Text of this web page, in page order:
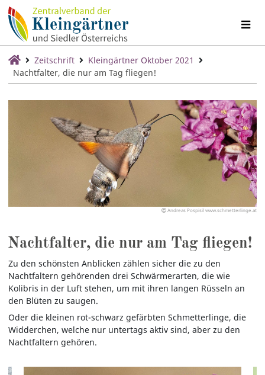
Zeitschrift
Kleingärtner Oktober 2021
Nachtfalter, die nur am Tag fliegen!
Andreas Pospisil www.schmetterlinge.at
Nachtfalter, die nur am Tag fliegen!
Zu den schönsten Anblicken zählen sicher die zu den
Nachtfaltern gehörenden drei Schwärmerarten, die wie
Kolibris in der Luft stehen, um mit ihren langen Rüsseln an
den Blüten zu saugen.
Oder die kleinen rot-schwarz gefärbten Schmetterlinge, die
Widderchen, welche nur untertags aktiv sind, aber zu den
Nachtfaltern gehören.